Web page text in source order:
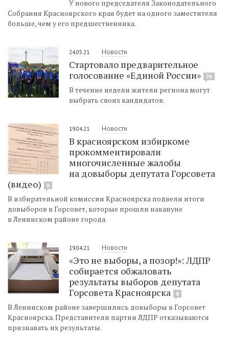
У нового председателя Законодательного
Собрания Красноярского края будет на одного заместителя
больше, чем у его предшественника.
24.05.21 Новости
Стартовало предварительное
голосование «Единой России»
76
В течение недели жители региона могут
выбрать своих кандидатов.
19.04.21 Новости
В красноярском избиркоме
прокомментировали
многочисленные жалобы
на довыборы депутата Горсовета
(видео)
9
В избирательной комиссии Красноярска подвели итоги
довыборов в Горсовет, которые прошли накануне
в Ленинском районе города.
19.04.21 Новости
«Это не выборы, а позор!»: ЛДПР
собирается обжаловать
результаты выборов депутата
Горсовета Красноярска
9
В Ленинском районе завершились довыборы в Горсовет
Красноярска. Представители партии ЛДПР отказываются
признавать их результаты.